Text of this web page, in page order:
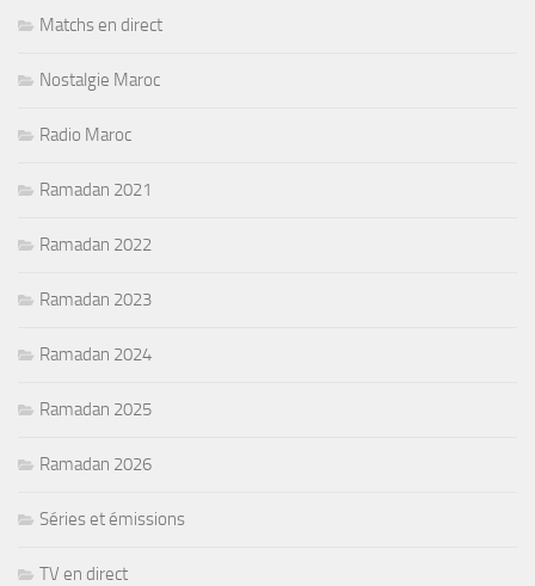
Matchs en direct
Nostalgie Maroc
Radio Maroc
Ramadan 2021
Ramadan 2022
Ramadan 2023
Ramadan 2024
Ramadan 2025
Ramadan 2026
Séries et émissions
TV en direct